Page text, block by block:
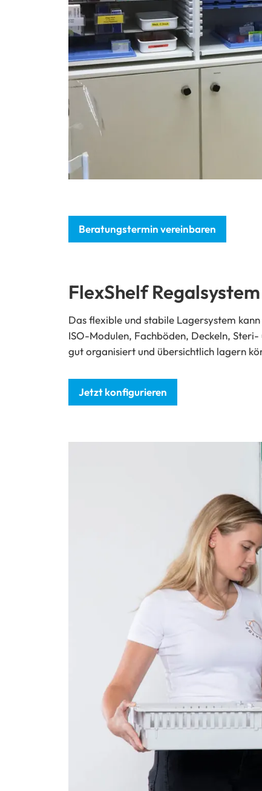
Beratungstermin vereinbaren
FlexShelf Regalsystem
Das flexible und stabile Lagersystem
ISO-Modulen, Fachböden, Deckeln,
gut organisiert und übersichtlich lagern
Jetzt konfigurieren